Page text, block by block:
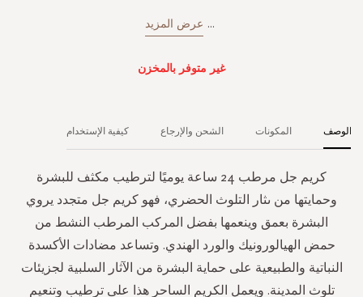
... عرض المزيد
غير متوفر بالمخزن
الوصف
كريم جل مرطب 24 ساعة يوميًا لترطيب مكثف للبشرة
وحمايتها من ىثار التلوث الحضري، فهو كريم جل متجدد يروي
البشرة بعمق وينعمها بفضل المركب المرطب النشط من
حمض الهيالورونيك والورد الهندي. وتساعد مضادات الأكسدة
النباتية والطبيعية على حماية البشرة من الآثار السلبية لجزيئات
تلوث المدينة. ويعمل الكريم الساحر هذا على ترطيب وتنعيم
المكونات الشحن والإرجاع كيفية الإستخدام